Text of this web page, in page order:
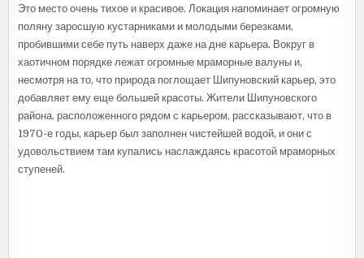
Это место очень тихое и красивое. Локация напоминает огромную
поляну заросшую кустарниками и молодыми березками,
пробившими себе путь наверх даже на дне карьера. Вокруг в
хаотичном порядке лежат огромные мраморные валуны и,
несмотря на то, что природа поглощает Шипуновский карьер, это
добавляет ему еще большей красоты. Жители Шипуновского
района, расположенного рядом с карьером, рассказывают, что в
1970-е годы, карьер был заполнен чистейшей водой, и они с
удовольствием там купались наслаждаясь красотой мраморных
ступеней.